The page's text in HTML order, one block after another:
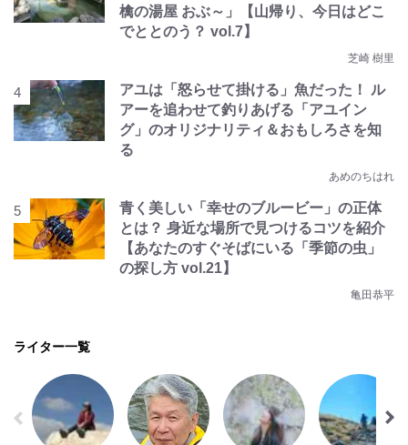
檎の湯屋 おぶ～」【山帰り、今日はどこ
でととのう？ vol.7】
芝崎 樹里
アユは「怒らせて掛ける」魚だった！ ル
アーを追わせて釣りあげる「アユイン
グ」のオリジナリティ＆おもしろさを知
る
あめのちはれ
青く美しい「幸せのブルービー」の正体
とは？ 身近な場所で見つけるコツを紹介
【あなたのすぐそばにいる「季節の虫」
の探し方 vol.21】
亀田恭平
ライター一覧